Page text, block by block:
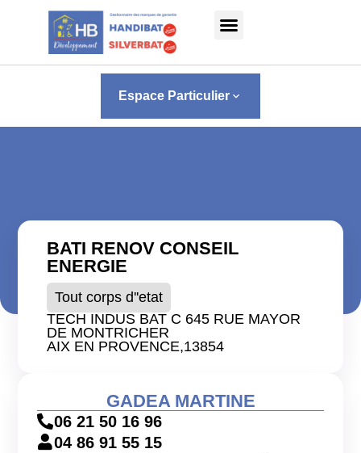
Panneau de gestion des cookies
Espace Particulier keyboard_arrow_down
BATI RENOV CONSEIL
ENERGIE
Tout corps d''etat
TECH INDUS BAT C 645 RUE MAYOR
DE MONTRICHER
AIX EN PROVENCE,13854
GADEA MARTINE
06 21 50 16 96
04 86 91 55 15